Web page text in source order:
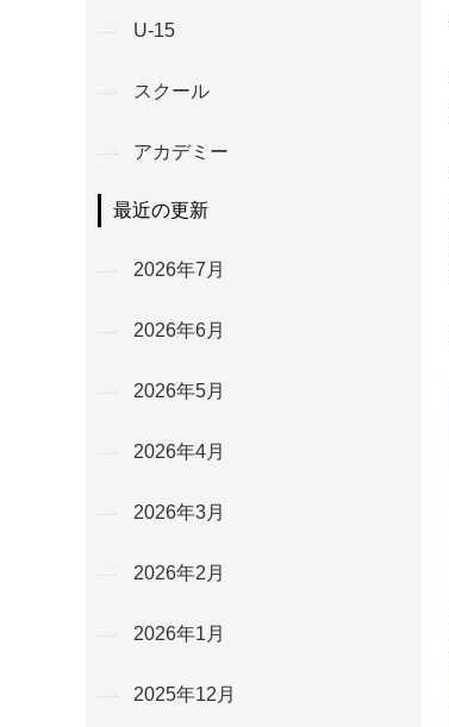
U-15
スクール
アカデミー
最近の更新
2026年7月
2026年6月
2026年5月
2026年4月
2026年3月
2026年2月
2026年1月
2025年12月